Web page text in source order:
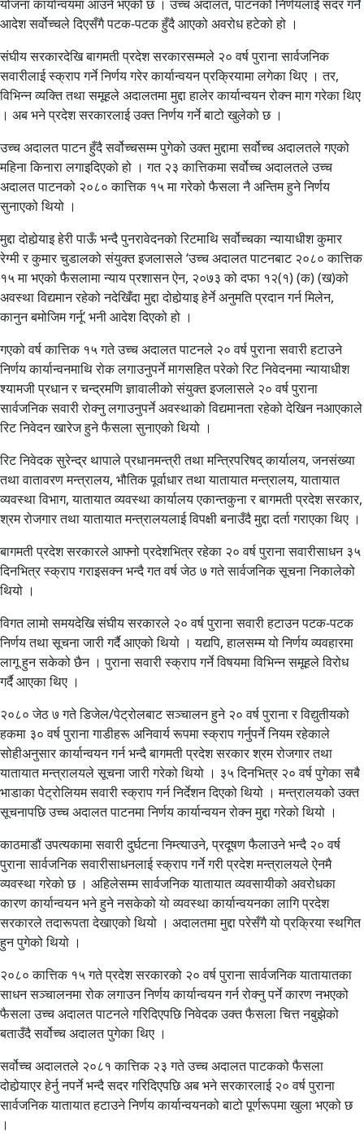
योजना कार्यान्वयमा आउने भएको छ । उच्च अदालत, पाटनको निर्णयलाई सदर गर्ने
आदेश सर्वोच्चले दिएसँगै पटक-पटक हुँदै आएको अवरोध हटेको हो ।
संघीय सरकारदेखि बागमती प्रदेश सरकारसम्मले २० वर्ष पुराना सार्वजनिक
सवारीलाई स्क्राप गर्ने निर्णय गरेर कार्यान्वयन प्रक्रियामा लगेका थिए । तर,
विभिन्न व्यक्ति तथा समूहले अदालतमा मुद्दा हालेर कार्यान्वयन रोक्न माग गरेका थिए
। अब भने प्रदेश सरकारलाई उक्त निर्णय गर्ने बाटो खुलेको छ ।
उच्च अदालत पाटन हुँदै सर्वोच्चसम्म पुगेको उक्त मुद्दामा सर्वोच्च अदालतले गएको
महिना किनारा लगाइदिएको हो । गत २३ कात्तिकमा सर्वोच्च अदालतले उच्च
अदालत पाटनको २०८० कात्तिक १५ मा गरेको फैसला नै अन्तिम हुने निर्णय
सुनाएको थियो ।
मुद्दा दोहोर्‍याइ हेरी पाऊँ भन्दै पुनरावेदनको रिटमाथि सर्वोच्चका न्यायाधीश कुमार
रेग्मी र कुमार चुडालको संयुक्त इजलासले ‘उच्च अदालत पाटनबाट २०८० कात्तिक
१५ मा भएको फैसलामा न्याय प्रशासन ऐन, २०७३ को दफा १२(१) (क) (ख)को
अवस्था विद्यमान रहेको नदेखिँदा मुद्दा दोहोर्‍याइ हेर्ने अनुमति प्रदान गर्न मिलेन,
कानुन बमोजिम गर्नू’ भनी आदेश दिएको हो ।
गएको वर्ष कात्तिक १५ गते उच्च अदालत पाटनले २० वर्ष पुराना सवारी हटाउने
निर्णय कार्यान्वनमाथि रोक लगाउनुपर्ने मागसहित परेको रिट निवेदनमा न्यायाधीश
श्यामजी प्रधान र चन्द्रमणि ज्ञावालीको संयुक्त इजलासले २० वर्ष पुराना
सार्वजनिक सवारी रोक्नु लगाउनुपर्ने अवस्थाको विद्यमानता रहेको देखिन नआएकाले
रिट निवेदन खारेज हुने फैसला सुनाएको थियो ।
रिट निवेदक सुरेन्द्र थापाले प्रधानमन्त्री तथा मन्त्रिपरिषद् कार्यालय, जनसंख्या
तथा वातावरण मन्त्रालय, भौतिक पूर्वाधार तथा यातायात मन्त्रालय, यातायात
व्यवस्था विभाग, यातायात व्यवस्था कार्यालय एकान्तकुना र बागमती प्रदेश सरकार,
श्रम रोजगार तथा यातायात मन्त्रालयलाई विपक्षी बनाउँदै मुद्दा दर्ता गराएका थिए ।
बागमती प्रदेश सरकारले आफ्नो प्रदेशभित्र रहेका २० वर्ष पुराना सवारीसाधन ३५
दिनभित्र स्क्राप गराइसक्न भन्दै गत वर्ष जेठ ७ गते सार्वजनिक सूचना निकालेको
थियो ।
विगत लामो समयदेखि संघीय सरकारले २० वर्ष पुराना सवारी हटाउन पटक-पटक
निर्णय तथा सूचना जारी गर्दै आएको थियो । यद्यपि, हालसम्म यो निर्णय व्यवहारमा
लागू हुन सकेको छैन । पुराना सवारी स्क्राप गर्ने विषयमा विभिन्न समूहले विरोध
गर्दै आएका थिए ।
२०८० जेठ ७ गते डिजेल/पेट्रोलबाट सञ्चालन हुने २० वर्ष पुराना र विद्युतीयको
हकमा ३० वर्ष पुराना गाडीहरू अनिवार्य रूपमा स्क्राप गर्नुपर्ने नियम रहेकाले
सोहीअनुसार कार्यान्वयन गर्न भन्दै बागमती प्रदेश सरकार श्रम रोजगार तथा
यातायात मन्त्रालयले सूचना जारी गरेको थियो । ३५ दिनभित्र २० वर्ष पुगेका सबै
भाडाका पेट्रोलियम सवारी स्क्राप गर्न निर्देशन दिएको थियो । मन्त्रालयको उक्त
सूचनापछि उच्च अदालत पाटनमा निर्णय कार्यान्वयन रोक्न मुद्दा गरेको थियो ।
काठमाडौं उपत्यकामा सवारी दुर्घटना निम्त्याउने, प्रदूषण फैलाउने भन्दै २० वर्ष
पुराना सार्वजनिक सवारीसाधनलाई स्क्राप गर्ने गरी प्रदेश मन्त्रालयले ऐनमै
व्यवस्था गरेको छ । अहिलेसम्म सार्वजनिक यातायात व्यवसायीको अवरोधका
कारण कार्यान्वयन भने हुने नसकेको यो व्यवस्था कार्यान्वयनका लागि प्रदेश
सरकारले तदारूपता देखाएको थियो । अदालतमा मुद्दा परेसँगै यो प्रक्रिया स्थगित
हुन पुगेको थियो ।
२०८० कात्तिक १५ गते प्रदेश सरकारको २० वर्ष पुराना सार्वजनिक यातायातका
साधन सञ्चालनमा रोक लगाउन निर्णय कार्यान्वयन गर्न रोक्नु पर्ने कारण नभएको
फैसला उच्च अदालत पाटनले गरिदिएपछि निवेदक उक्त फैसला चित्त नबुझेको
बताउँदै सर्वोच्च अदालत पुगेका थिए ।
सर्वोच्च अदालतले २०८१ कात्तिक २३ गते उच्च अदालत पाटकको फैसला
दोहोर्‍याएर हेर्नु नपर्ने भन्दै सदर गरिदिएपछि अब भने सरकारलाई २० वर्ष पुराना
सार्वजनिक यातायात हटाउने निर्णय कार्यान्वयनको बाटो पूर्णरूपमा खुला भएको छ
।